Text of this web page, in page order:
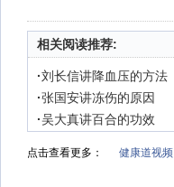
相关阅读推荐:
·刘长信讲降血压的方法
·张国安讲冻伤的原因
·吴大真讲百合的功效
点击查看更多： 健康道视频